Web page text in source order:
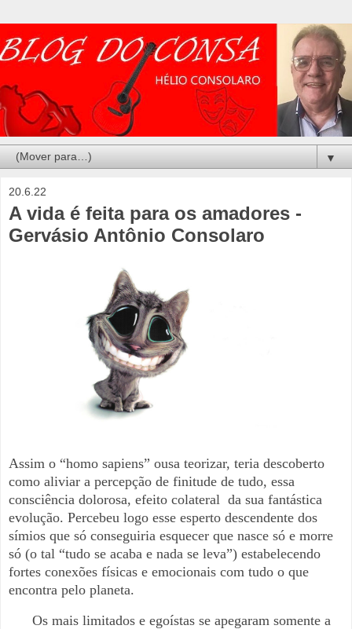
▼
20.6.22
A vida é feita para os amadores -
Gervásio Antônio Consolaro
Assim o “homo sapiens” ousa teorizar, teria descoberto
como aliviar a percepção de finitude de tudo, essa
consciência dolorosa, efeito colateral da sua fantástica
evolução. Percebeu logo esse esperto descendente dos
símios que só conseguiria esquecer que nasce só e morre
só (o tal “tudo se acaba e nada se leva”) estabelecendo
fortes conexões físicas e emocionais com tudo o que
encontra pelo planeta.
Os mais limitados e egoístas se apegaram somente a